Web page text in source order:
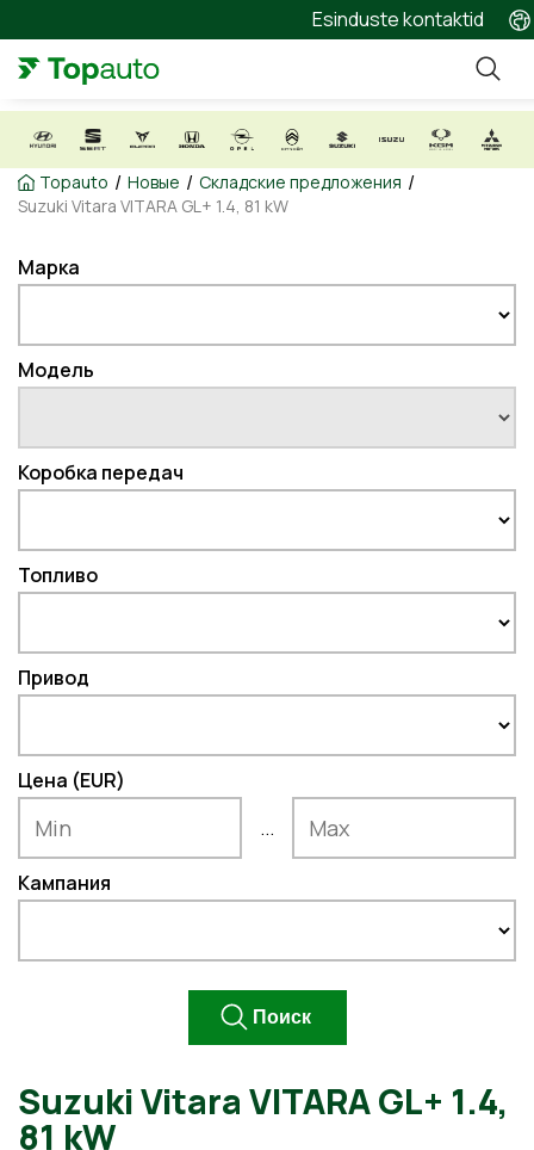
Esinduste kontaktid
Topauto / Новые / Складские предложения /
Suzuki Vitara VITARA GL+ 1.4, 81 kW
Марка
Модель
Коробка передач
Топливо
Привод
Цена (EUR)
...
Кампания